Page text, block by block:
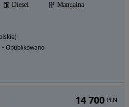
Diesel
Manualna
Opublikowano
14 700 PLN